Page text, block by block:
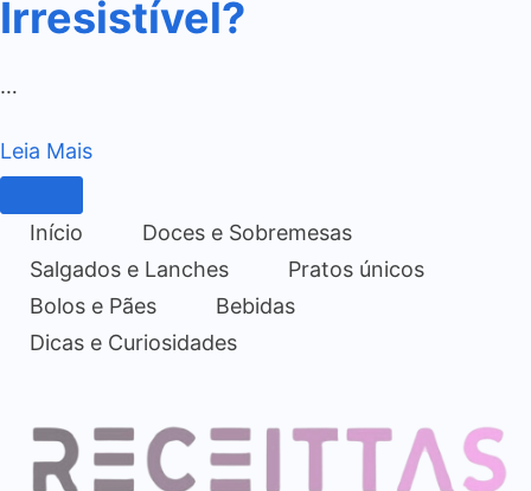
Irresistível?
…
Leia Mais
Início
Doces e Sobremesas
Salgados e Lanches
Pratos únicos
Bolos e Pães
Bebidas
Dicas e Curiosidades